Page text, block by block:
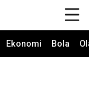
Ekonomi Bola